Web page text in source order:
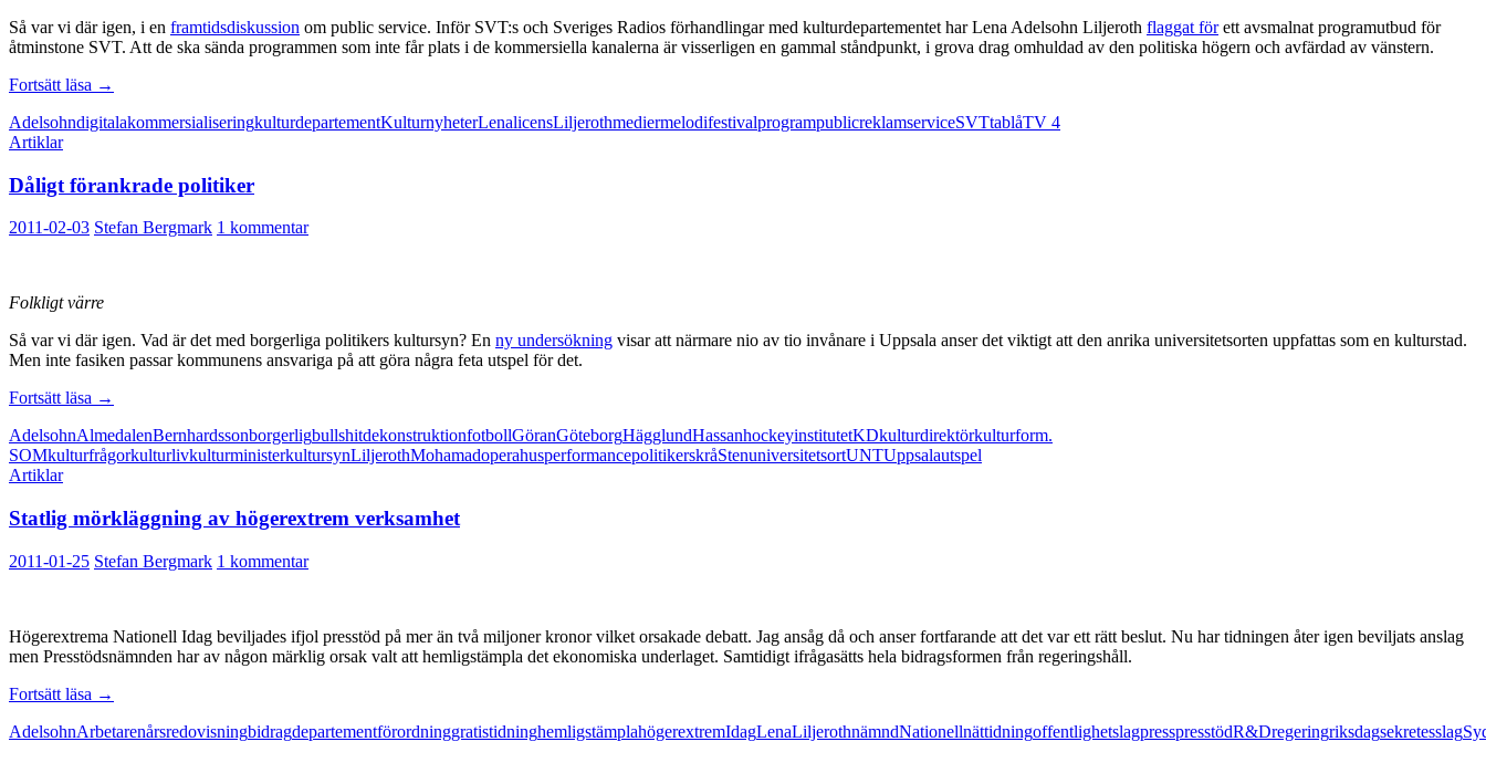
Så var vi där igen, i en framtidsdiskussion om public service. Inför SVT:s och Sveriges Radios förhandlingar med kulturdepartementet har Lena Adelsohn Liljeroth flaggat förett avsmalnat programutbud för
åtminstone SVT. Att de ska sända programmen som inte får plats i de kommersiella kanalerna är visserligen en gammal ståndpunkt, i grova drag omhuldad av den politiska högern och avfärdad av vänstern.
Fortsätt läsa Varför
vi
tv?
→
AdelsohndigitalakommersialiseringkulturdepartementKulturnyheterLenalicensLiljerothmediermelodifestivalprogrampublicreklamserviceSVTtablåTV 4
Artiklar
Dåligt förankrade politiker
2011-02-03 Stefan Bergmark 1 kommentar
Folkligt värre
Så var vi där igen. Vad är det med borgerliga politikers kultursyn? En ny undersökning visar att närmare nio av tio invånare i Uppsala anser det viktigt att den anrika universitetsorten uppfattas som en kulturstad.
Men inte fasiken passar kommunens ansvariga på att göra några feta utspel för det.
Fortsätt läsa Dåligt
politiker
→
AdelsohnAlmedalenBernhardssonborgerligbullshitdekonstruktionfotbollGöranGöteborgHägglundHassanhockeyinstitutetKDkulturdirektörkulturform.
SOMkulturfrågorkulturlivkulturministerkultursynLiljerothMohamadoperahusperformancepolitikerskråStenuniversitetsortUNTUppsalautspel
Artiklar
Statlig mörkläggning av högerextrem verksamhet
2011-01-25 Stefan Bergmark 1 kommentar
Högerextrema Nationell Idag beviljades ifjol presstöd på mer än två miljoner kronor vilket orsakade debatt. Jag ansåg då och anser fortfarande att det var ett rätt beslut. Nu har tidningen åter igen beviljats anslag
men Presstödsnämnden har av någon märklig orsak valt att hemligstämpla det ekonomiska underlaget. Samtidigt ifrågasätts hela bidragsformen från regeringshåll.
Fortsätt läsa Statlig
av
→
AdelsohnArbetarenårsredovisningbidragdepartementförordninggratistidninghemligstämplahögerextremIdagLenaLiljerothnämndNationellnättidningoffentlighetslagpresspresstödR&Dregeringriksdagsekretesslag